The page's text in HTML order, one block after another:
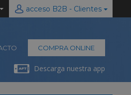
acceso B2B - Clientes
COMPRA ONLINE
Descarga nuestra app